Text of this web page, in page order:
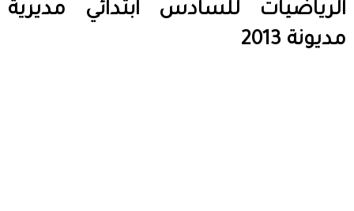
الرياضيات للسادس ابتدائي مديرية
مديونة 2013